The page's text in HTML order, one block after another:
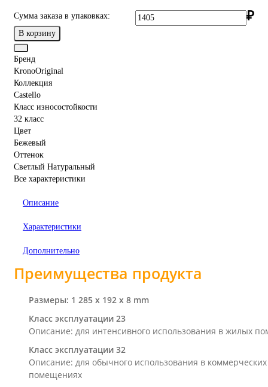
Сумма заказа в упаковках: ₽
В корзину
Бренд
KronoOriginal
Коллекция
Castello
Класс износостойкости
32 класс
Цвет
Бежевый
Оттенок
Светлый Натуральный
Все характеристики
Описание
Характеристики
Дополнительно
Преимущества продукта
Размеры: 1 285 x 192 x 8 mm
Класс эксплуатации 23
Описание: для интенсивного использования в жилых
Класс эксплуатации 32
Описание: для обычного использования в коммерческих
помещениях